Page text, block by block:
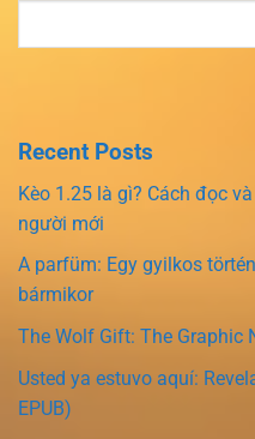
Recent Posts
Kèo 1.25 là gì? Cách đọc
người mới
A parfüm: Egy gyilkos
bármikor
The Wolf Gift: The Graphic
Usted ya estuvo aquí:
EPUB)